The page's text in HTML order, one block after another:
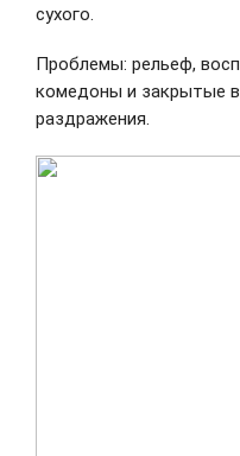
сухого.
Проблемы: рельеф,
комедоны и закрытые
раздражения.